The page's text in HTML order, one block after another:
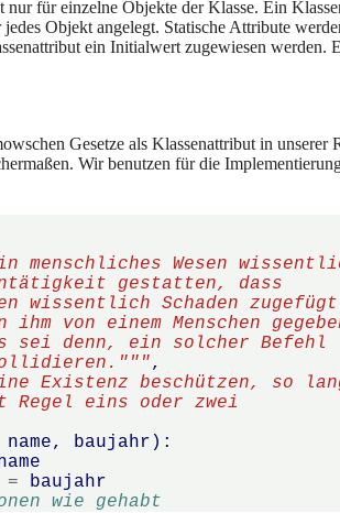
nur für einzelne Objekte der Klasse. Ein
Objekt angelegt. Statische Attribute
ein Initialwert zugewiesen werden.
Gesetze als Klassenattribut in unserer
Wir benutzen für die
menschliches Wesen
gestatten, dass
wissentlich Schaden
von einem Menschen
sei denn, ein solcher Befehl
,
Existenz beschützen, so
Regel eins oder zwei
name, baujahr ):
=
baujahr
wie gehabt